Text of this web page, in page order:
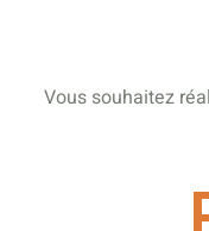
Vous souhaitez